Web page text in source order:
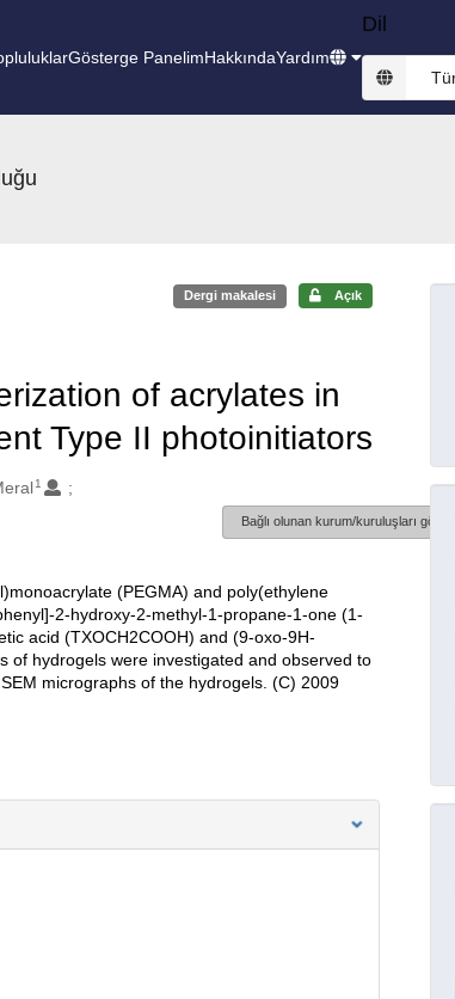
Gösterge PanelimHakkındaYardım
Dil
Dergi makalesi Açık
of acrylates in
Type II photoinitiators
1
Bağlı olunan kurum/kuruluşları
(PEGMA) and poly(ethylene
2-hydroxy-2-methyl-1-propane-1-one (1-
acid (TXOCH2COOH) and (9-oxo-9H-
of hydrogels were investigated and observed to
micrographs of the hydrogels. (C) 2009